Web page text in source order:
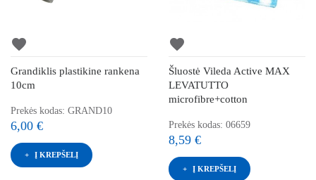
favorite
Grandiklis plastikine rankena
10cm
Prekės kodas: GRAND10
6,00 €
Į KREPŠELĮ
favorite
Šluostė Vileda Active MAX
LEVATUTTO
microfibre+cotton
Prekės kodas: 06659
8,59 €
Į KREPŠELĮ